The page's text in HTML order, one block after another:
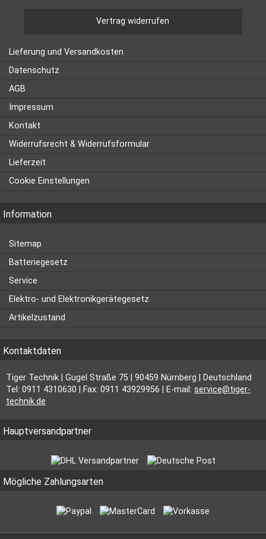
Vertrag widerrufen
Lieferung und Versandkosten
Datenschutz
AGB
Impressum
Kontakt
Widerrufsrecht & Widerrufsformular
Lieferzeit
Cookie Einstellungen
Information
Sitemap
Batteriegesetz
Service
Elektro- und Elektronikgerätegesetz
Artikelzustand
Kontaktdaten
Tiger Technik | Gugel Straße 75 | 90459 Nürnberg | Deutschland
Tel: 0911 4310630 | Fax: 0911 43929956 | E-mail: service@tiger-
technik.de
Hauptversandpartner
Mögliche Zahlungsarten